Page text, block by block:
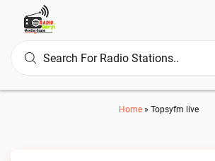
Home» Topsyfm live